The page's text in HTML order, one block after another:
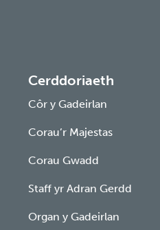
Cerddoriaeth
Côr y Gadeirlan
Corau’r Majestas
Corau Gwadd
Staff yr Adran Gerdd
Organ y Gadeirlan